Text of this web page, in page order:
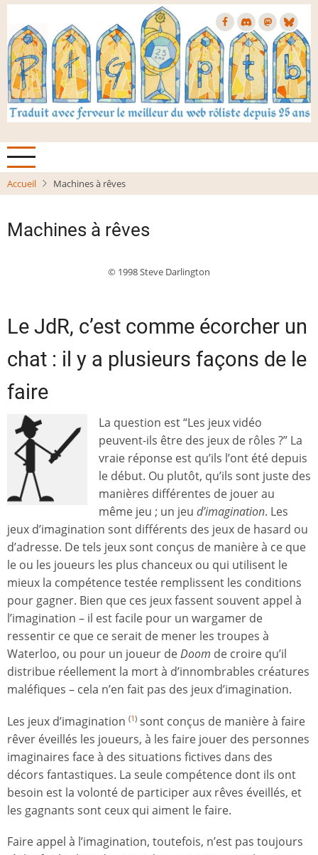
Aller
contenu
principal
Accueil Machines à rêves
Machines à rêves
© 1998 Steve Darlington
Le JdR, c’est comme écorcher un
chat : il y a plusieurs façons de le
faire
La question est “Les jeux vidéo
peuvent-ils être des jeux de rôles ?” La
vraie réponse est qu’ils l’ont été depuis
le début. Ou plutôt, qu’ils sont juste des
manières différentes de jouer au
même jeu ; un jeu d’imagination. Les
jeux d’imagination sont différents des jeux de hasard ou
d’adresse. De tels jeux sont conçus de manière à ce que
le ou les joueurs les plus chanceux ou qui utilisent le
mieux la compétence testée remplissent les conditions
pour gagner. Bien que ces jeux fassent souvent appel à
l’imagination – il est facile pour un wargamer de
ressentir ce que ce serait de mener les troupes à
Waterloo, ou pour un joueur deDoom de croire qu’il
distribue réellement la mort à d’innombrables créatures
maléfiques – cela n’en fait pas des jeux d’imagination.
Les jeux d’imagination (1) sont conçus de manière à faire
rêver éveillés les joueurs, à les faire jouer des personnes
imaginaires face à des situations fictives dans des
décors fantastiques. La seule compétence dont ils ont
besoin est la volonté de participer aux rêves éveillés, et
les gagnants sont ceux qui aiment le faire.
Faire appel à l’imagination, toutefois, n’est pas toujours